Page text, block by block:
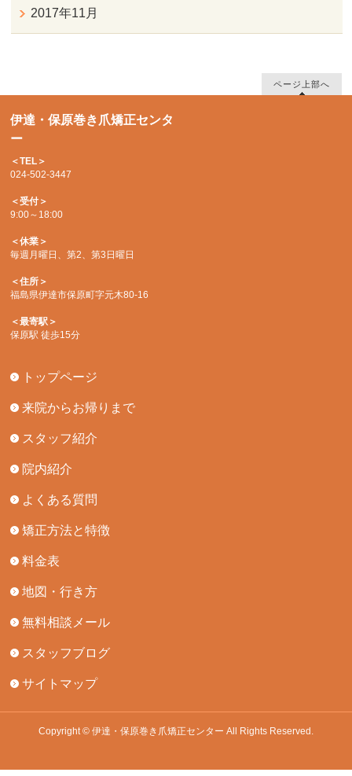
2017年11月
ページ上部へ
伊達・保原巻き爪矯正センタ
ー
＜TEL＞
024-502-3447
＜受付＞
9:00～18:00
＜休業＞
毎週月曜日、第2、第3日曜日
＜住所＞
福島県伊達市保原町字元木80-16
＜最寄駅＞
保原駅 徒歩15分
トップページ
来院からお帰りまで
スタッフ紹介
院内紹介
よくある質問
矯正方法と特徴
料金表
地図・行き方
無料相談メール
スタッフブログ
サイトマップ
Copyright © 伊達・保原巻き爪矯正センター All Rights Reserved.